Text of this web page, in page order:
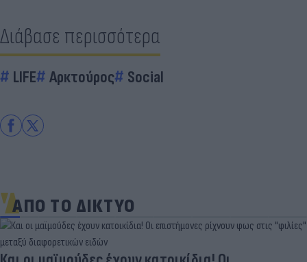
Διάβασε περισσότερα
LIFE Αρκτούρος Social
ΑΠΟ ΤΟ ΔΙΚΤΥΟ